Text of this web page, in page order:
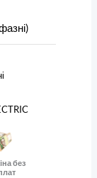
без